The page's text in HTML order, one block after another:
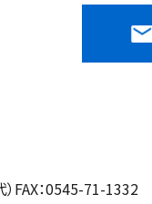
FAX：0545-71-1332